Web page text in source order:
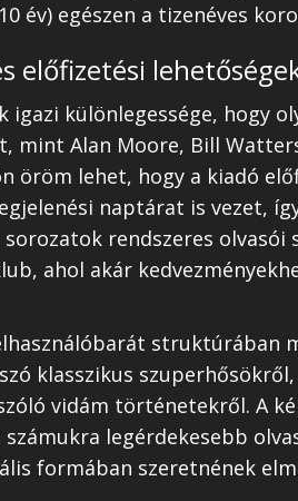
év) egészen a tizenéves
előfizetési
igazi különlegessége, hogy
mint Alan Moore, Bill
öröm lehet, hogy a kiadó
naptárat is vezet,
sorozatok rendszeres olvasói
ahol akár
struktúrában
klasszikus
vidám történetekről. A
legérdekesebb
formában szeretnének